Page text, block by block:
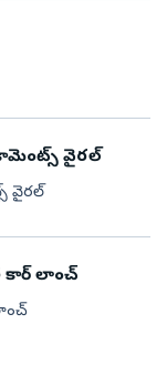
వైరల్
వైరల్
కార్ లాంచ్